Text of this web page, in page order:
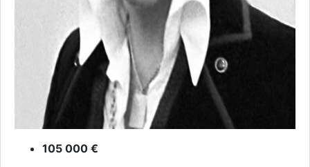
105 000 €